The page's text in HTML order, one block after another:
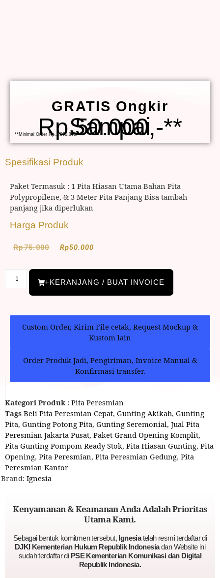
GRATIS Ongkir
Sampai Rp.50.000,-**
**Minimal Order Rp.1.000.000,-
Spesifikasi Produk
Paket Termasuk : 1 Pita Hiasan Utama Bahan Pita
Polypropilene, & 3 Meter Pita Panjang Bisa tambah
panjang jika diperlukan
Harga Produk
Rp75.000 Rp50.000
+KERANJANG / BUAT INVOICE
Custom Order, Kirim File cetak, Request Mockup &
Kustom lain
Order Produk Jadi, Pengiriman, Invoice Manual &
Konfirmasi transfer.
Kategori Produk : Pita Peresmian
Tags Beli Pita Peresmian Cepat, Gunting Akikah, Gunting
Pita, Gunting Potong Pita, Gunting Seremonial, Jual Pita
Peresmian Jakarta Pusat, Paket Grand Opening Komplit,
Pita Gunting Pompom Ready Stok, Pita Hiasan Gunting, Pita
Opening, Pita Peresmian, Pita Peresmian Gedung, Pita
Peresmian Kantor
Brand: Ignesia
Kenyamanan & Keamanan Anda Adalah Prioritas
Utama Kami.
Sebagai bentuk komitmen tersebut, Ignesiatelah resmi terdaftar di
DJKI Kementerian Hukum Republik Indonesiadan Website ini
sudah terdaftar di PSE Kementerian Komunikasi dan Digital
Republik Indonesia.